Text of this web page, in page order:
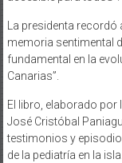
La presidenta
memoria sentimental
fundamental en la
Canarias”.
El libro, elaborado
José Cristóbal
testimonios y
de la pediatría en la isla.